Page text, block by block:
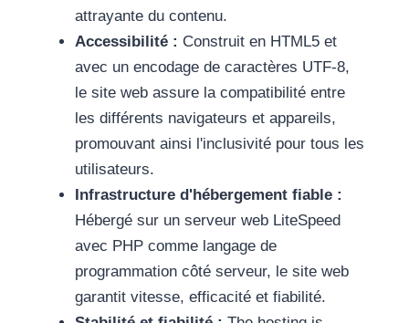
attrayante du contenu.
Accessibilité : Construit en HTML5 et
avec un encodage de caractères UTF-8,
le site web assure la compatibilité entre
les différents navigateurs et appareils,
promouvant ainsi l'inclusivité pour tous les
utilisateurs.
Infrastructure d'hébergement fiable :
Hébergé sur un serveur web LiteSpeed
avec PHP comme langage de
programmation côté serveur, le site web
garantit vitesse, efficacité et fiabilité.